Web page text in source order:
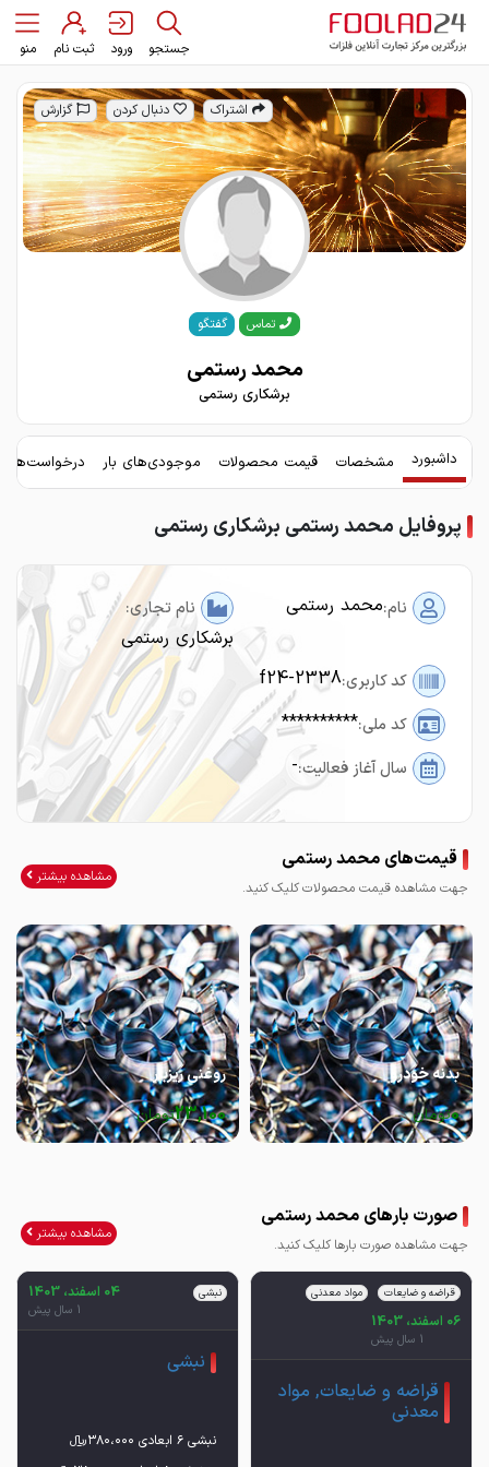
جستجو ورود ثبت نام منو
اشتراک دنبال کردن گزارش
تماس گفتگو
محمد رستمی
برشکاری رستمی
داشبورد مشخصات قیمت محصولات موجودی‌های بار
پروفایل محمد رستمی برشکاری رستمی
نام:محمد رستمی نام تجاری:
برشکاری رستمی
کد کاربری:f24-2338
کد ملی:**********
سال آغاز فعالیت:-
قیمت‌های محمد رستمی
جهت مشاهده قیمت محصولات کلیک کنید.
مشاهده بیشتر
بدنه خودرو
0تومان
روغنی ریزبار
23,100تومان
صورت بارهای محمد رستمی
جهت مشاهده صورت بارها کلیک کنید.
مشاهده بیشتر
قراضه و ضایعات مواد معدنی
06 اسفند، 1403
1 سال پیش
قراضه و ضایعات, مواد
معدنی
نبشی 04 اسفند، 1403
1 سال پیش
نبشی